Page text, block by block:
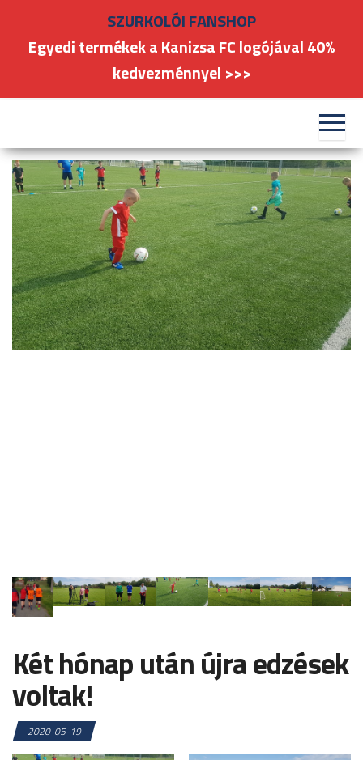
FC
#kanizsafoci
Két hónap után újra edzések
voltak!
2020-05-19
SZURKOLÓI FANSHOP
Egyedi termékek a Kanizsa FC logójával 40%
kedvezménnyel >>>